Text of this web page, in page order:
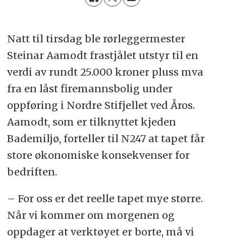
Natt til tirsdag ble rørleggermester
Steinar Aamodt frastjålet utstyr til en
verdi av rundt 25.000 kroner pluss mva
fra en låst firemannsbolig under
oppføring i Nordre Stifjellet ved Åros.
Aamodt, som er tilknyttet kjeden
Bademiljø, forteller til N247 at tapet får
store økonomiske konsekvenser for
bedriften.
– For oss er det reelle tapet mye større.
Når vi kommer om morgenen og
oppdager at verktøyet er borte, må vi